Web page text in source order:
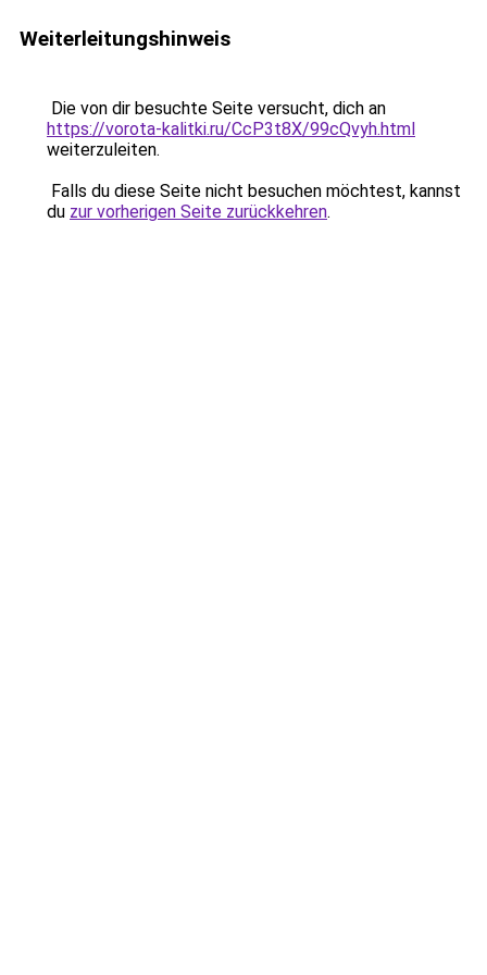
Weiterleitungshinweis
Die von dir besuchte Seite versucht, dich an
https://vorota-kalitki.ru/CcP3t8X/99cQvyh.html
weiterzuleiten.
Falls du diese Seite nicht besuchen möchtest, kannst
du zur vorherigen Seite zurückkehren.